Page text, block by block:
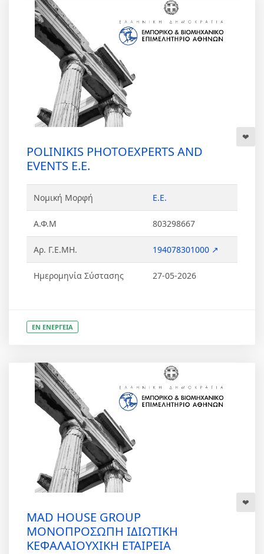
POLINIKIS PHOTOEXPERTS AND
EVENTS Ε.Ε.
Νομική Μορφή Ε.Ε.
Α.Φ.Μ 803298667
Αρ. Γ.Ε.ΜΗ. 194078301000 ↗
Ημερομηνία Σύστασης 27-05-2026
ΕΝ ΕΝΕΡΓΕΙΑ
MAD HOUSE GROUP
ΜΟΝΟΠΡΟΣΩΠΗ ΙΔΙΩΤΙΚΗ
ΚΕΦΑΛΑΙΟΥΧΙΚΗ ΕΤΑΙΡΕΙΑ